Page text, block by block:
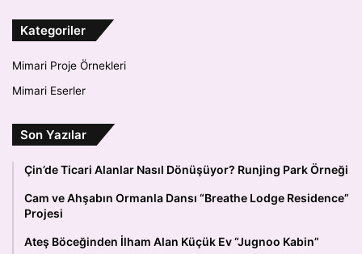
Kategoriler
Mimari Proje Örnekleri
Mimari Eserler
Son Yazılar
Çin’de Ticari Alanlar Nasıl Dönüşüyor? Runjing Park Örneği
Cam ve Ahşabın Ormanla Dansı “Breathe Lodge Residence”
Projesi
Ateş Böceğinden İlham Alan Küçük Ev “Jugnoo Kabin”